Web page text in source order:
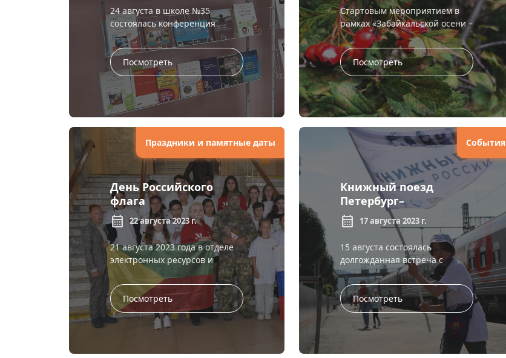
24 августа в школе №35
состоялась конференция
работников образования
Забайкальского края «Развитие
суверенной системы
образования в условиях нов...
Посмотреть
Стартовым мероприятием в
рамках «Забайкальской осени –
2023» 3 сентября станет
семинар начинающих
авторов «Подбирая слово...
Посмотреть
Праздники и памятные даты
День Российского
флага
calendar_month 22 августа 2023 г.
21 августа 2023 года в отделе
электронных ресурсов и
оцифровки краевой
универсальной научной
библиотеки им. А. С. Пушкина
прошло патриотическое
меропр...
Посмотреть
События
Книжный поезд
Петербург–
Владивосток: станция
Чита
calendar_month 17 августа 2023 г.
15 августа состоялась
долгожданная встреча с
участниками Книжной
экспедиции в рамках
фестивального движения
«Книжные маяки России».
Ровно ...
Посмотреть